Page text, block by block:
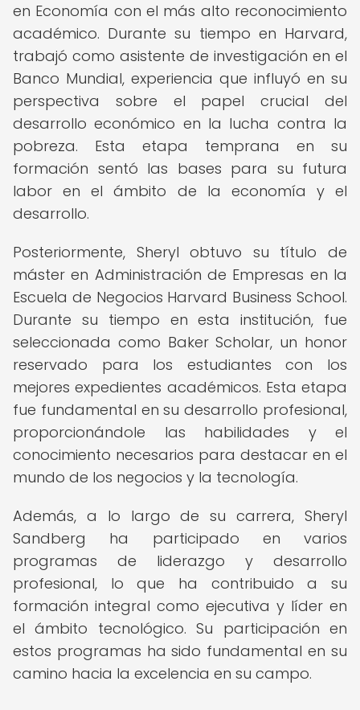
en Economía con el más alto reconocimiento
académico. Durante su tiempo en Harvard,
trabajó como asistente de investigación en el
Banco Mundial, experiencia que influyó en su
perspectiva sobre el papel crucial del
desarrollo económico en la lucha contra la
pobreza. Esta etapa temprana en su
formación sentó las bases para su futura
labor en el ámbito de la economía y el
desarrollo.
Posteriormente, Sheryl obtuvo su título de
máster en Administración de Empresas en la
Escuela de Negocios Harvard Business School.
Durante su tiempo en esta institución, fue
seleccionada como Baker Scholar, un honor
reservado para los estudiantes con los
mejores expedientes académicos. Esta etapa
fue fundamental en su desarrollo profesional,
proporcionándole las habilidades y el
conocimiento necesarios para destacar en el
mundo de los negocios y la tecnología.
Además, a lo largo de su carrera, Sheryl
Sandberg ha participado en varios
programas de liderazgo y desarrollo
profesional, lo que ha contribuido a su
formación integral como ejecutiva y líder en
el ámbito tecnológico. Su participación en
estos programas ha sido fundamental en su
camino hacia la excelencia en su campo.